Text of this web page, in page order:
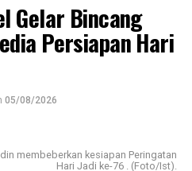
Gelar Bincang
Persiapan Hari
05/08/2026
membeberkan kesiapan Peringatan
Hari Jadi ke-76 . (Foto/Ist).